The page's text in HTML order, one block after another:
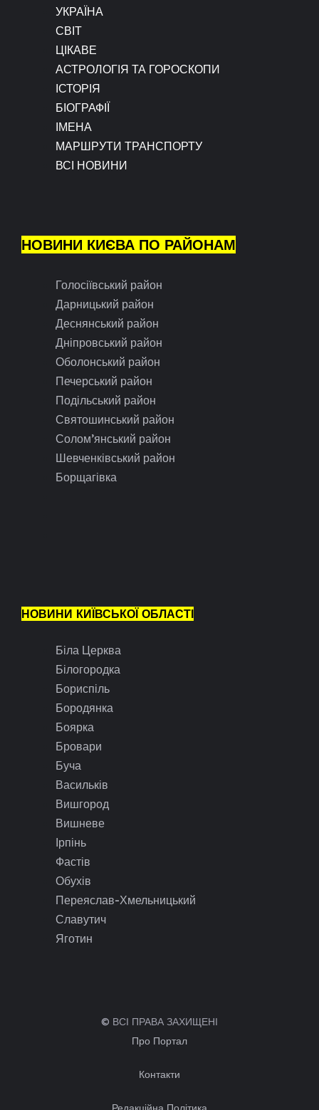
УКРАЇНА
СВІТ
ЦІКАВЕ
АСТРОЛОГІЯ ТА ГОРОСКОПИ
ІСТОРІЯ
БІОГРАФІЇ
ІМЕНА
МАРШРУТИ ТРАНСПОРТУ
ВСІ НОВИНИ
НОВИНИ КИЄВА ПО РАЙОНАМ
Голосіївський район
Дарницький район
Деснянський район
Дніпровський район
Оболонський район
Печерський район
Подільський район
Святошинський район
Солом’янський район
Шевченківський район
Борщагівка
НОВИНИ КИЇВСЬКОЇ ОБЛАСТІ
Біла Церква
Білогородка
Бориспіль
Бородянка
Боярка
Бровари
Буча
Васильків
Вишгород
Вишневе
Ірпінь
Фастів
Обухів
Переяслав-Хмельницький
Славутич
Яготин
© ВСІ ПРАВА ЗАХИЩЕНІ
Про Портал
Контакти